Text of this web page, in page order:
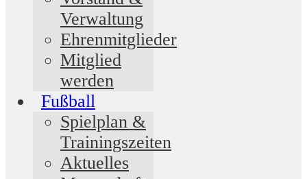
Verwaltung
Ehrenmitglieder
Mitglied
werden
Fußball
Spielplan &
Trainingszeiten
Aktuelles